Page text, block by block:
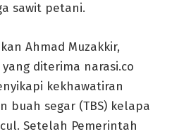
sawit petani.
Ahmad Muzakkir,
diterima narasi.co
kekhawatiran
buah segar (TBS) kelapa
Setelah Pemerintah